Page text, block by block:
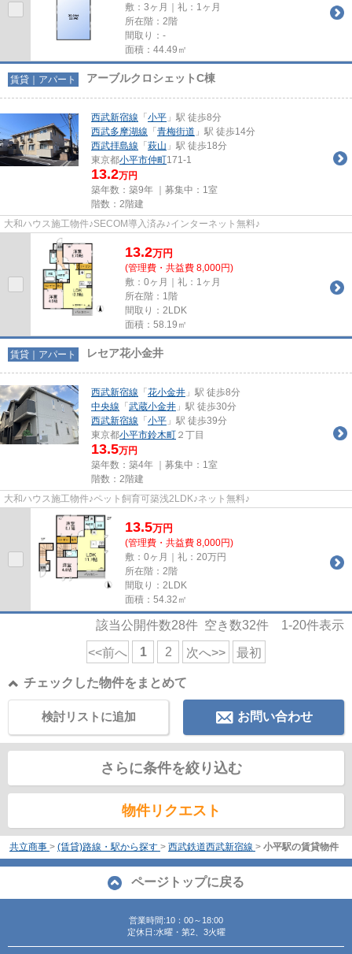
敷：3ヶ月｜礼：1ヶ月
所在階：2階
間取り：-
面積：44.49㎡
賃貸｜アパート アーブルクロシェットC棟
西武新宿線 「 小平 」駅 徒歩8分
西武多摩湖線 「 青梅街道 」駅 徒歩14分
西武拝島線 「 萩山 」駅 徒歩18分
東京都小平市仲町171-1
13.2万円
築年数：築9年 ｜募集中： 1室
階数：2階建
大和ハウス施工物件♪SECOM導入済み♪インターネット無料♪
13.2万円
(管理費・共益費 8,000円)
敷：0ヶ月｜礼：1ヶ月
所在階：1階
間取り：2LDK
面積：58.19㎡
賃貸｜アパート レセア花小金井
西武新宿線 「 花小金井 」駅 徒歩8分
中央線 「 武蔵小金井 」駅 徒歩30分
西武新宿線 「 小平 」駅 徒歩39分
東京都小平市鈴木町 ２丁目
13.5万円
築年数：築4年 ｜募集中： 1室
階数：2階建
大和ハウス施工物件♪ペット飼育可築浅2LDK♪ネット無料♪
13.5万円
(管理費・共益費 8,000円)
敷：0ヶ月｜礼：20万円
所在階：2階
間取り：2LDK
面積：54.32㎡
該当公開件数28件 空き数32件 1-20件表示
<<前へ 1 2 次へ>> 最初
チェックした物件をまとめて
お問い合わせ
検討リストに追加
さらに条件を絞り込む
物件リクエスト
共立商事 > (賃貸)路線・駅から探す > 西武鉄道西武新宿線 > 小平駅の賃貸物件
ページトップに戻る
営業時間:10：00～18:00
定休日:水曜・第2、3火曜